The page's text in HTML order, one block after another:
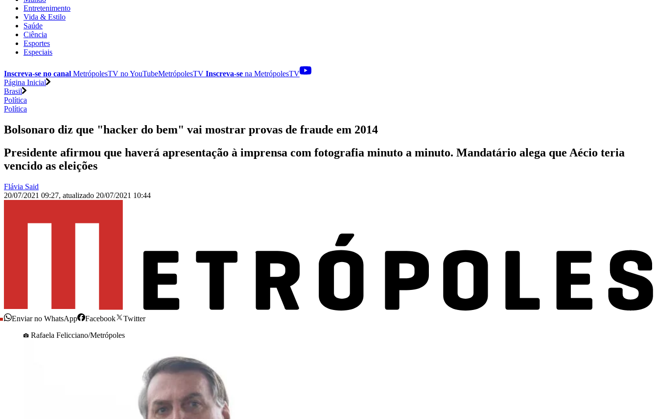
Entretenimento
Vida & Estilo
Saúde
Ciência
Esportes
Especiais
Inscreva-se no canal MetrópolesTV noYouTubeMetrópolesTV Inscreva-se na MetrópolesTV
Página Inicial
Brasil
Política
Política
Bolsonaro diz que "hacker do bem" vai mostrar provas de fraude em 2014
Presidente afirmou que haverá apresentação à imprensa com fotografia minuto a minuto. Mandatário alega que Aécio teria
vencido as eleições
Flávia Said
20/07/2021 09:27, atualizado 20/07/2021 10:44
Enviar no WhatsApp Facebook
Twitter
Rafaela Felicciano/Metrópoles